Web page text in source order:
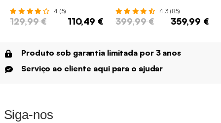
4 (5)
129,99 € 110,49 €
carvalho, 6 a 8 lugares
4.3 (85)
399,99 € 359,99 €
Produto sob garantia limitada por 3 anos
Serviço ao cliente aqui para o ajudar
Siga-nos